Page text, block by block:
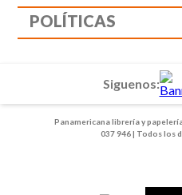
POLÍTICAS
Panamericana librería y
037 946 | Todos los
Siguenos: